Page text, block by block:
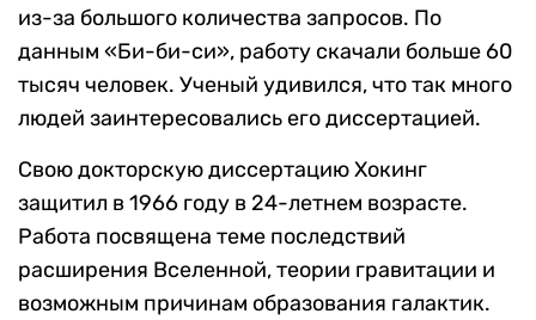
из-за большого количества запросов. По
данным «Би-би-си», работу скачали больше 60
тысяч человек. Ученый удивился, что так много
людей заинтересовались его диссертацией.
Свою докторскую диссертацию Хокинг
защитил в 1966 году в 24-летнем возрасте.
Работа посвящена теме последствий
расширения Вселенной, теории гравитации и
возможным причинам образования галактик.